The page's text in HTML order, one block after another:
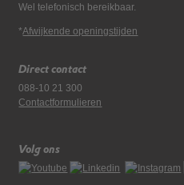
Wel telefonisch bereikbaar.
*Afwijkende openingstijden
Direct contact
088-10 21 300
Contactformulieren
Volg ons